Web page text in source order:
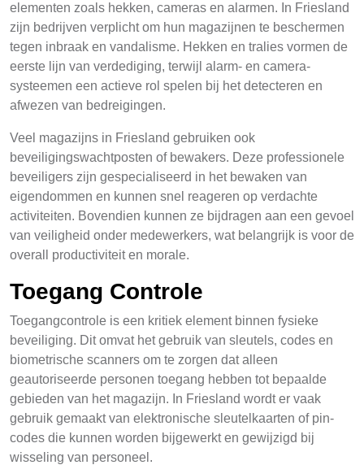
elementen zoals hekken, cameras en alarmen. In Friesland
zijn bedrijven verplicht om hun magazijnen te beschermen
tegen inbraak en vandalisme. Hekken en tralies vormen de
eerste lijn van verdediging, terwijl alarm- en camera-
systeemen een actieve rol spelen bij het detecteren en
afwezen van bedreigingen.
Veel magazijns in Friesland gebruiken ook
beveiligingswachtposten of bewakers. Deze professionele
beveiligers zijn gespecialiseerd in het bewaken van
eigendommen en kunnen snel reageren op verdachte
activiteiten. Bovendien kunnen ze bijdragen aan een gevoel
van veiligheid onder medewerkers, wat belangrijk is voor de
overall productiviteit en morale.
Toegang Controle
Toegangcontrole is een kritiek element binnen fysieke
beveiliging. Dit omvat het gebruik van sleutels, codes en
biometrische scanners om te zorgen dat alleen
geautoriseerde personen toegang hebben tot bepaalde
gebieden van het magazijn. In Friesland wordt er vaak
gebruik gemaakt van elektronische sleutelkaarten of pin-
codes die kunnen worden bijgewerkt en gewijzigd bij
wisseling van personeel.